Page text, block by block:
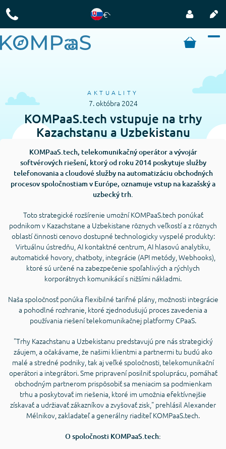
€
AKTUALITY
7. októbra 2024
KOMPaaS.tech vstupuje na trhy
Kazachstanu a Uzbekistanu
KOMPaaS.tech, telekomunikačný operátor a vývojár
softvérových riešení, ktorý od roku 2014 poskytuje služby
telefonovania a cloudové služby na automatizáciu obchodných
procesov spoločnostiam v Európe, oznamuje vstup na kazašský a
uzbecký trh.
Toto strategické rozšírenie umožní KOMPaaS.tech ponúkať
podnikom v Kazachstane a Uzbekistane rôznych veľkostí a z rôznych
oblastí činnosti cenovo dostupné technologicky vyspelé produkty:
Virtuálnu ústredňu, AI kontaktné centrum, AI hlasovú analytiku,
automatické hovory, chatboty, integrácie (API metódy, Webhooks),
ktoré sú určené na zabezpečenie spoľahlivých a rýchlych
korporátnych komunikácií s nižšími nákladmi.
Naša spoločnosť ponúka flexibilné tarifné plány, možnosti integrácie
a pohodlné rozhranie, ktoré zjednodušujú proces zavedenia a
používania riešení telekomunikačnej platformy CPaaS.
"Trhy Kazachstanu a Uzbekistanu predstavujú pre nás strategický
záujem, a očakávame, že našimi klientmi a partnermi tu budú ako
malé a stredné podniky, tak aj veľké spoločnosti, telekomunikační
operátori a integrátori. Sme pripravení posilniť spoluprácu, pomáhať
obchodným partnerom prispôsobiť sa meniacim sa podmienkam
trhu a poskytovať im riešenia, ktoré im umožnia efektívnejšie
získavať a udržiavať zákazníkov a zvyšovať zisk," prehlásil Alexander
Mélnikov, zakladateľ a generálny riaditeľ KOMPaaS.tech.
O spoločnosti KOMPaaS.tech: